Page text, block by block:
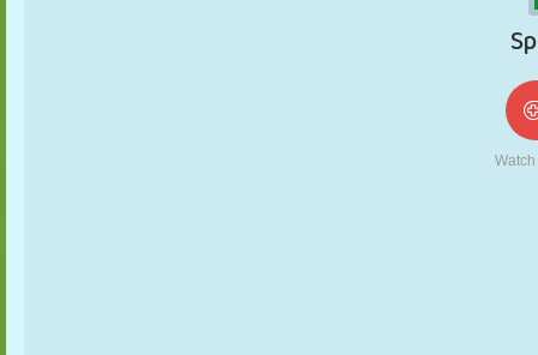
ROBOT
TRULL